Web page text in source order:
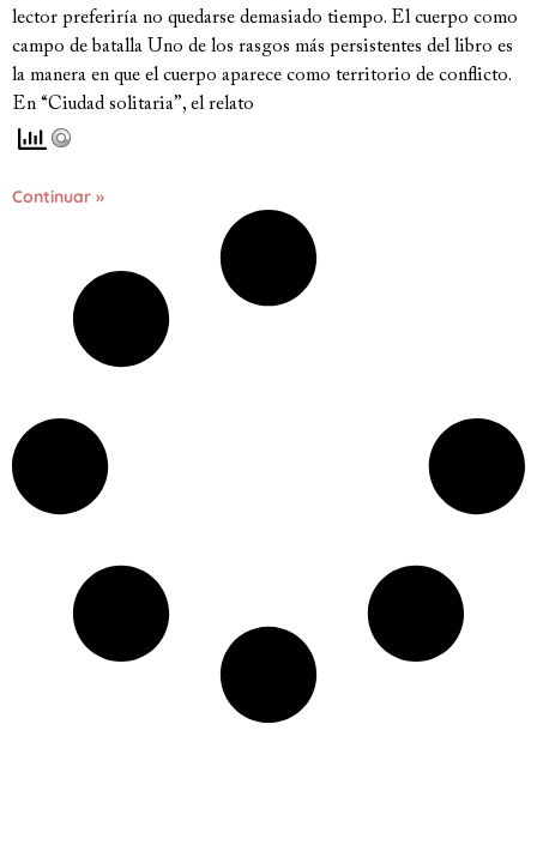
lector preferiría no quedarse demasiado tiempo. El cuerpo como
campo de batalla Uno de los rasgos más persistentes del libro es
la manera en que el cuerpo aparece como territorio de conflicto.
En “Ciudad solitaria”, el relato
Continuar »